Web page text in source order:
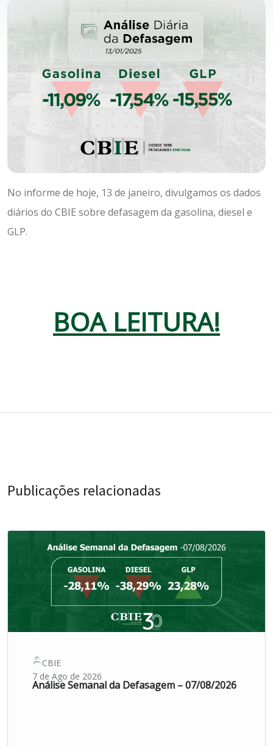
No informe de hoje, 13 de janeiro, divulgamos os dados
diários do CBIE sobre defasagem da gasolina, diesel e
GLP.
BOA LEITURA!
Publicações relacionadas
CBIE
7 de Ago de 2026
Análise Semanal da Defasagem – 07/08/2026